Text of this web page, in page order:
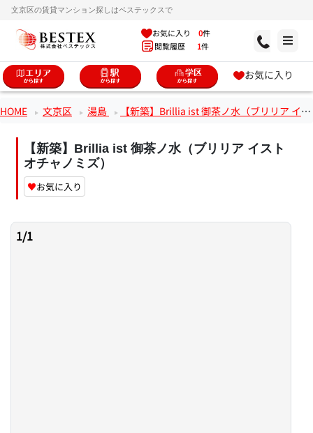
文京区の賃貸マンション探しはベステックスで
お気に入り 0件
閲覧履歴 1件
お気に入り
HOME 文京区 湯島 【新築】Brillia ist 御茶ノ水（ブリリア イスト オチャノミズ）
【新築】Brillia ist 御茶ノ水（ブリリア イスト
オチャノミズ）
♥お気に入り
1/1